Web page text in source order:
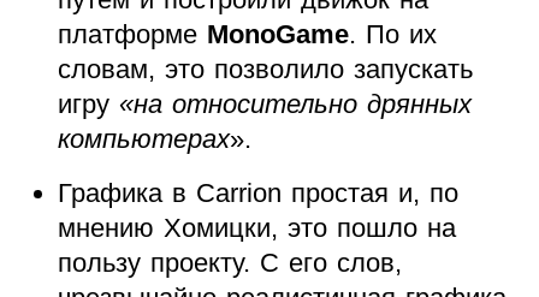
платформе MonoGame. По их
словам, это позволило запускать
игру «на относительно дрянных
компьютерах».
Графика в Carrion простая и, по
мнению Хомицки, это пошло на
пользу проекту. С его слов,